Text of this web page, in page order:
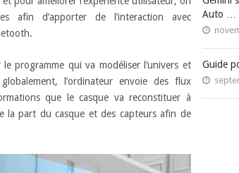
afin d’apporter de l’interaction avec
programme qui va modéliser l’univers et
l’ordinateur envoie des flux
que le casque va reconstituer à
la part du casque et des capteurs afin de
Auto …
Guide